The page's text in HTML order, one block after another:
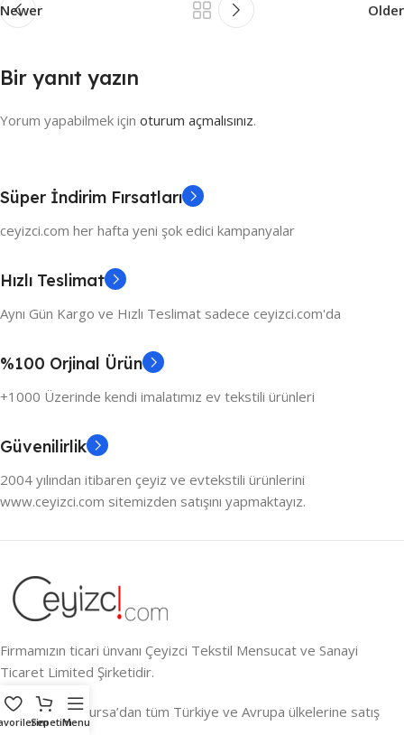
Newer Older
Bir yanıt yazın
Yorum yapabilmek için oturum açmalısınız.
Süper İndirim Fırsatları
ceyizci.com her hafta yeni şok edici kampanyalar
Hızlı Teslimat
Aynı Gün Kargo ve Hızlı Teslimat sadece ceyizci.com'da
%100 Orjinal Ürün
+1000 Üzerinde kendi imalatımız ev tekstili ürünleri
Güvenilirlik
2004 yılından itibaren çeyiz ve evtekstili ürünlerini
www.ceyizci.com sitemizden satışını yapmaktayız.
Firmamızın ticari ünvanı Çeyizci Tekstil Mensucat ve Sanayi
Ticaret Limited Şirketidir.
Çeyizin Kalbi Bursa’dan tüm Türkiye ve Avrupa ülkelerine satış
SepetimMenu